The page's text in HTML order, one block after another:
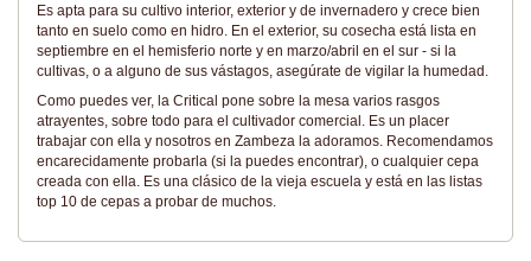
Es apta para su cultivo interior, exterior y de invernadero y crece bien
tanto en suelo como en hidro. En el exterior, su cosecha está lista en
septiembre en el hemisferio norte y en marzo/abril en el sur - si la
cultivas, o a alguno de sus vástagos, asegúrate de vigilar la humedad.
Como puedes ver, la Critical pone sobre la mesa varios rasgos
atrayentes, sobre todo para el cultivador comercial. Es un placer
trabajar con ella y nosotros en Zambeza la adoramos. Recomendamos
encarecidamente probarla (si la puedes encontrar), o cualquier cepa
creada con ella. Es una clásico de la vieja escuela y está en las listas
top 10 de cepas a probar de muchos.